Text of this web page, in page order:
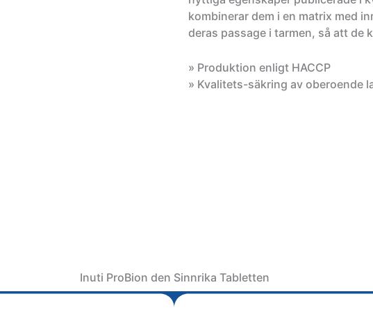
kombinerar dem i en matrix med
deras passage i tarmen, så att de
» Produktion enligt HACCP
» Kvalitets-säkring av oberoende
Inuti ProBion den Sinnrika Tabletten